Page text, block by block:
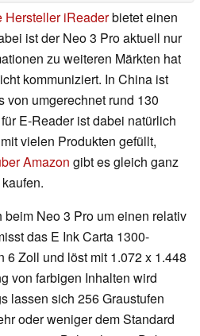
Hersteller iReaderbietet einen
ist der Neo 3 Pro aktuell nur
zu weiteren Märkten hat
kommuniziert. In China ist
von umgerechnet rund 130
E-Reader ist dabei natürlich
vielen Produkten gefüllt,
Amazon gibt es gleich ganz
Neo 3 Pro um einen relativ
das E Ink Carta 1300-
Zoll und löst mit 1.072 x 1.448
von farbigen Inhalten wird
lassen sich 256 Graustufen
oder weniger dem Standard